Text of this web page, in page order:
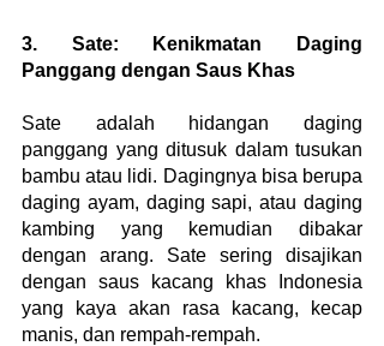
3. Sate: Kenikmatan Daging
Panggang dengan Saus Khas
Sate adalah hidangan daging
panggang yang ditusuk dalam tusukan
bambu atau lidi. Dagingnya bisa berupa
daging ayam, daging sapi, atau daging
kambing yang kemudian dibakar
dengan arang. Sate sering disajikan
dengan saus kacang khas Indonesia
yang kaya akan rasa kacang, kecap
manis, dan rempah-rempah.